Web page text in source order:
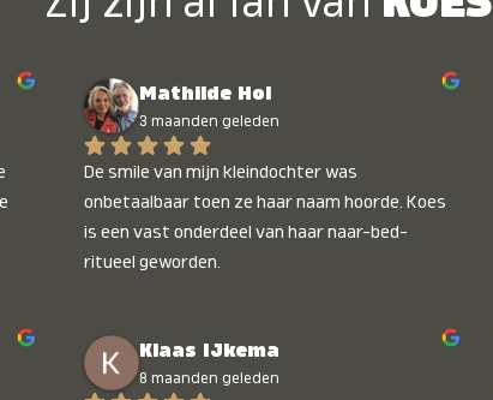
Mathilde Hol
3 maanden geleden
De smile van mijn kleindochter was
onbetaalbaar toen ze haar naam hoorde. Koes
is een vast onderdeel van haar naar-bed-
ritueel geworden.
Klaas IJkema
8 maanden geleden